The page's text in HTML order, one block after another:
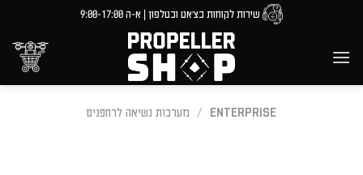
content
שירות לקוחות בצ'אט ובטלפון | א-ה 9:00-17:00
ENTERPRISE
/ מערכות נשיאה לרחפנים